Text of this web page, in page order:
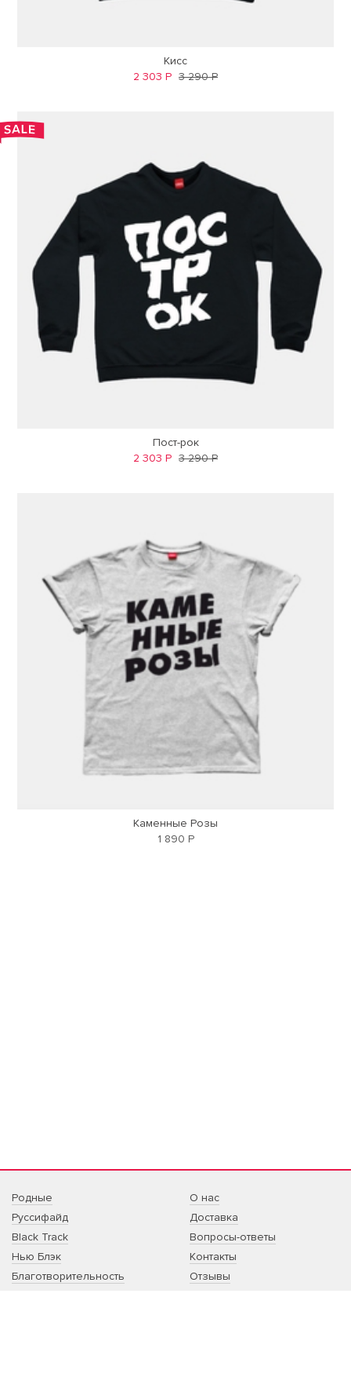
Кисс
2 303 Р 3 290 Р
Пост-рок
2 303 Р 3 290 Р
Каменные Розы
1 890 Р
Родные
Руссифайд
Black Track
Нью Блэк
Благотворительность
О нас
Доставка
Вопросы-ответы
Контакты
Отзывы